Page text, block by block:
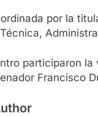
por la
participaron la
Francisco